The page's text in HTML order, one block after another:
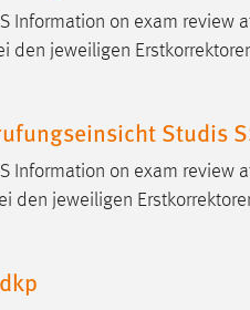
Information on exam review
den jeweiligen
Studis
Information on exam review
den jeweiligen
Dieser Cookie ist notwendig um
unsere Website nutzen.